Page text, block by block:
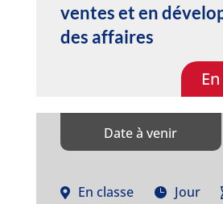
ventes et en
des affaires
Date à venir
En classe Jour